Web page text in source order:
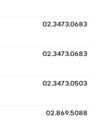
02.3473.0683
02.3473.0683
02.3473.0503
02.869.5088